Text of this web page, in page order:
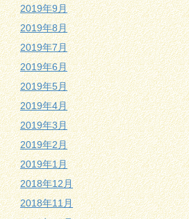
2019年9月
2019年8月
2019年7月
2019年6月
2019年5月
2019年4月
2019年3月
2019年2月
2019年1月
2018年12月
2018年11月